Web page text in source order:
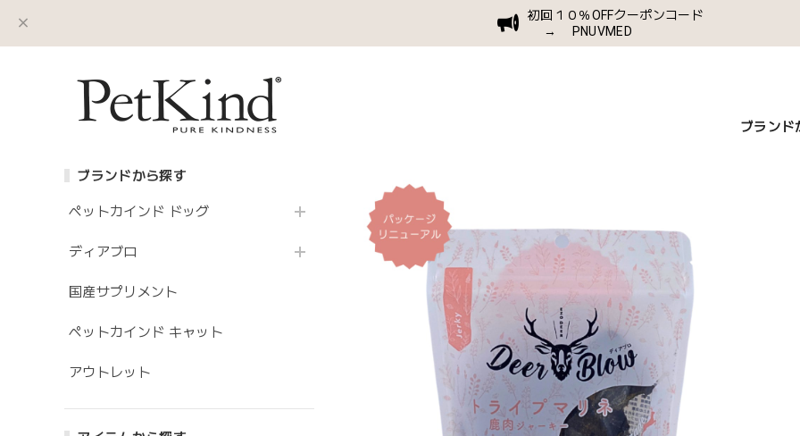
初回１０％OFFクーポンコード
→ PNUVMED
ブランド
ブランドから探す
ペットカインド ドッグ
ディアブロ
国産サプリメント
ペットカインド キャット
アウトレット